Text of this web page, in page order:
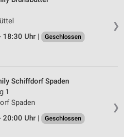
❯
18:30 Uhr |
Geschlossen
❯
Schiffdorf Spaden
1
Spaden
20:00 Uhr |
Geschlossen